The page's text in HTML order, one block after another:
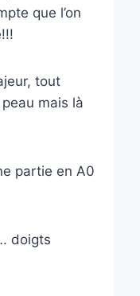
que l’on
tout
mais là
partie en A0
doigts